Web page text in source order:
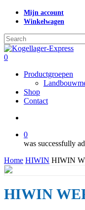
Skip
content
Mijn account
Winkelwagen
Close
Search
search
0
Productgroepen
Shop
Contact
0
was successfully
Home HIWIN HIWIN
HIWIN